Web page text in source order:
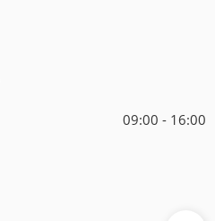
09:00 - 16:00